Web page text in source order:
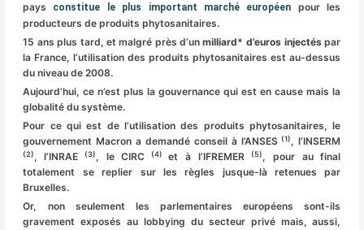
pays constitue le plus important marché européen pour les
producteurs de produits phytosanitaires.
15 ans plus tard, et malgré près d’unmilliard* d’euros injectéspar
la France, l’utilisation des produits phytosanitaires est au-dessus
du niveau de 2008.
Aujourd’hui, ce n’est plus la gouvernance qui est en cause mais la
globalité du système.
Pour ce qui est de l’utilisation des produits phytosanitaires, le
gouvernement Macron a demandé conseil à l’ANSES (1), l’INSERM
(2), l’INRAE (3), le CIRC (4) et à l’IFREMER (5), pour au final
totalement se replier sur les règles jusque-là retenues par
Bruxelles.
Or, non seulement les parlementaires européens sont-ils
gravement exposés au lobbying du secteur privé mais, aussi,